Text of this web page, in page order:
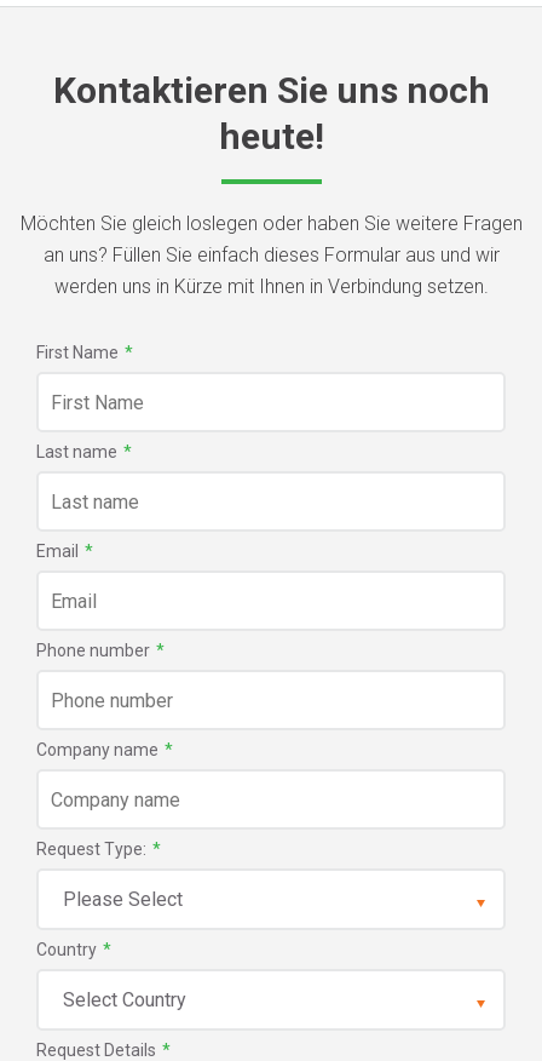
Kontaktieren Sie uns noch
heute!
Möchten Sie gleich loslegen oder haben Sie weitere Fragen
an uns? Füllen Sie einfach dieses Formular aus und wir
werden uns in Kürze mit Ihnen in Verbindung setzen.
First Name *
Last name *
Email *
Phone number *
Company name *
Request Type: *
Country *
Request Details *